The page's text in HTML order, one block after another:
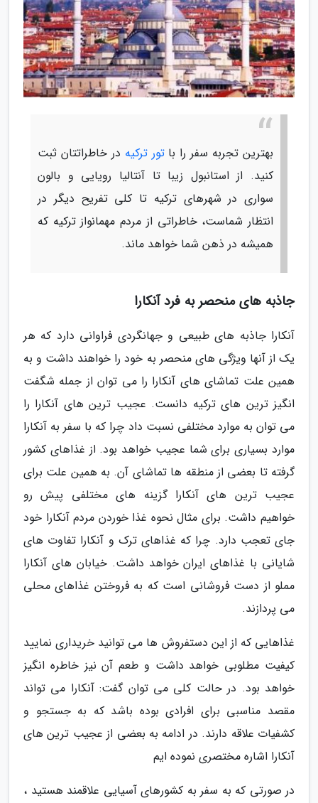
بهترین تجربه سفر را باتور ترکیه در خاطراتتان ثبت
کنید. از استانبول زیبا تا آنتالیا رویایی و بالون
سواری در شهرهای ترکیه تا کلی تفریح دیگر در
انتظار شماست، خاطراتی از مردم مهمانواز ترکیه که
همیشه در ذهن شما خواهد ماند.
جاذبه های منحصر به فرد آنکارا
آنکارا جاذبه های طبیعی و جهانگردی فراوانی دارد که هر
یک از آنها ویژگی های منحصر به خود را خواهند داشت و به
همین علت تماشای های آنکارا را می توان از جمله شگفت
انگیز ترین های ترکیه دانست. عجیب ترین های آنکارا را
می توان به موارد مختلفی نسبت داد چرا که با سفر به آنکارا
موارد بسیاری برای شما عجیب خواهد بود. از غذاهای کشور
گرفته تا بعضی از منطقه ها تماشای آن. به همین علت برای
عجیب ترین های آنکارا گزینه های مختلفی پیش رو
خواهیم داشت. برای مثال نحوه غذا خوردن مردم آنکارا خود
جای تعجب دارد. چرا که غذاهای ترک و آنکارا تفاوت های
شایانی با غذاهای ایران خواهد داشت. خیابان های آنکارا
مملو از دست فروشانی است که به فروختن غذاهای محلی
می پردازند.
غذاهایی که از این دستفروش ها می توانید خریداری نمایید
کیفیت مطلوبی خواهد داشت و طعم آن نیز خاطره انگیز
خواهد بود. در حالت کلی می توان گفت: آنکارا می تواند
مقصد مناسبی برای افرادی بوده باشد که به جستجو و
کشفیات علاقه دارند. در ادامه به بعضی از عجیب ترین های
آنکارا اشاره مختصری نموده ایم
در صورتی که به سفر به کشورهای آسیایی علاقمند هستید ،